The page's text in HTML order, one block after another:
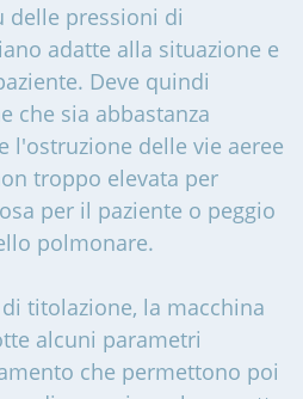
delle pressioni di
adatte alla situazione e
Deve quindi
che sia abbastanza
l'ostruzione delle vie aeree
troppo elevata per
per il paziente o peggio
polmonare.
titolazione, la macchina
alcuni parametri
che permettono poi